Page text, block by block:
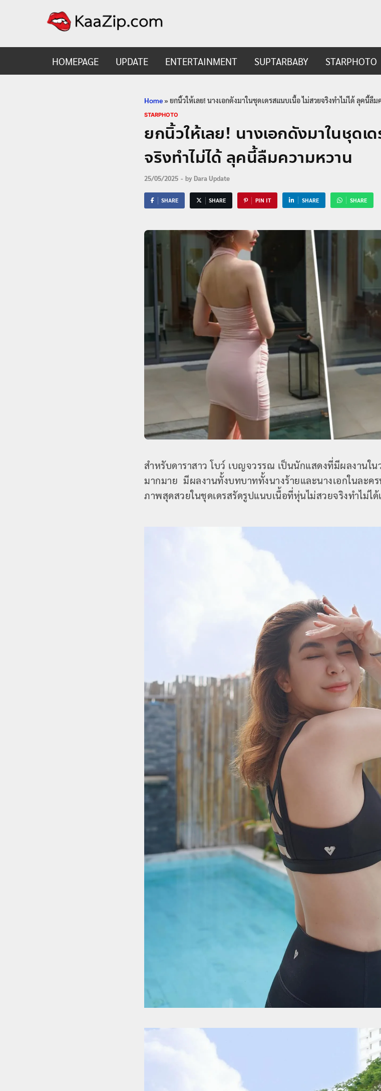
HOMEPAGE UPDATE ENTERTAINMENT SUPTARBABY STARPHOTO
Home»ยกนิ้วให้เลย! นางเอกดังมาในชุดเดรสแนบเนื้อ ไม่สวยจริงทำไม่ได้ ลุคนี้ลื
STARPHOTO
ยกนิ้วให้เลย! นางเอกดังมาในชุดเ
จริงทำไม่ได้ ลุคนี้ลืมความหวาน
25/05/2025 - by Dara Update
SHARE SHARE PIN IT SHARE SHARE
สำหรับดาราสาว โบว์ เบญจวรรณ เป็นนักแสดงที่มีผลงานใ
มากมาย มีผลงานทั้งบทบาททั้งนางร้ายและนางเอกในละค
ภาพสุดสวยในชุดเดรสรัดรูปแนบเนื้อที่หุ่นไม่สวยจริงทำไม่ไ